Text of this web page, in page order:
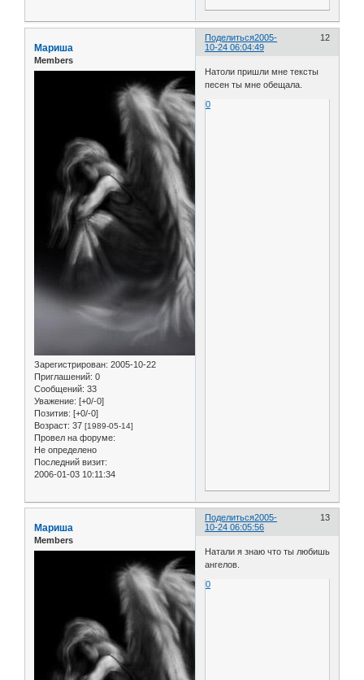
Поделиться 12
2005-
10-24 06:04:49
Мариша
Members
Зарегистрирован: 2005-10-22
Приглашений: 0
Сообщений: 33
Уважение: [+0/-0]
Позитив: [+0/-0]
Возраст: 37 [1989-05-14]
Провел на форуме:
Не определено
Последний визит:
2006-01-03 10:11:34
Натоли пришли мне тексты
песен ты мне обещала.
0
Поделиться 13
2005-
10-24 06:05:56
Мариша
Members
Натали я знаю что ты любишь
ангелов.
0